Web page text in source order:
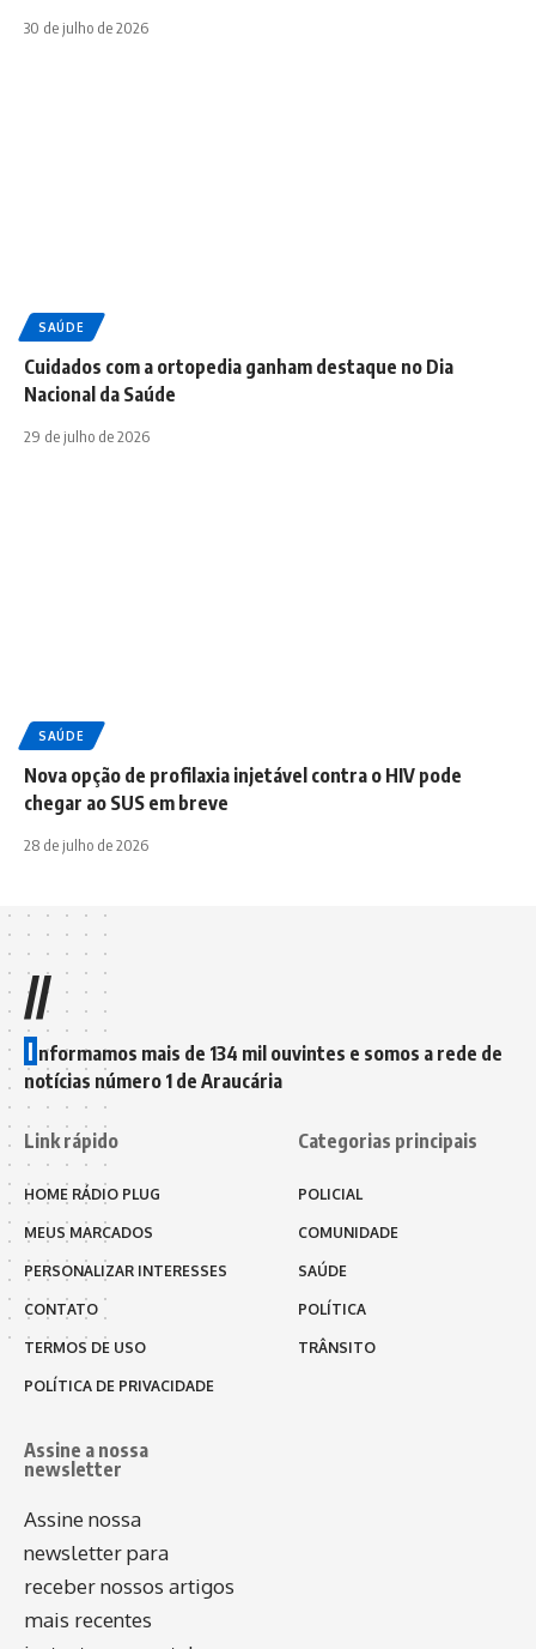
30 de julho de 2026
SAÚDE
Cuidados com a ortopedia ganham destaque no Dia
Nacional da Saúde
29 de julho de 2026
SAÚDE
Nova opção de profilaxia injetável contra o HIV pode
chegar ao SUS em breve
28 de julho de 2026
//
I nformamos mais de 134 mil ouvintes e somos a rede de
notícias número 1 de Araucária
Link rápido
HOME RÁDIO PLUG
MEUS MARCADOS
PERSONALIZAR INTERESSES
CONTATO
TERMOS DE USO
POLÍTICA DE PRIVACIDADE
Categorias principais
POLICIAL
COMUNIDADE
SAÚDE
POLÍTICA
TRÂNSITO
Assine a nossa
newsletter
Assine nossa
newsletter para
receber nossos artigos
mais recentes